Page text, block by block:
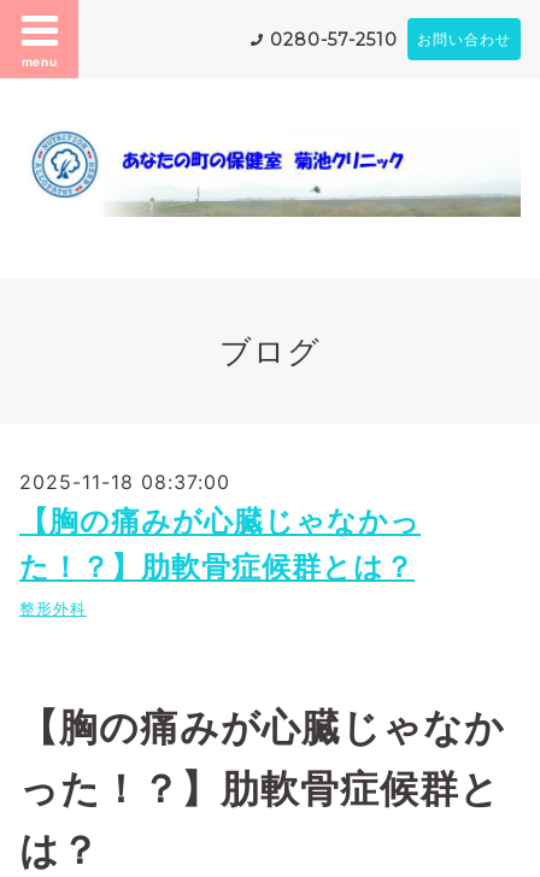
menu
0280-57-2510 お問い合わせ
ブログ
2025-11-18 08:37:00
【胸の痛みが心臓じゃなかっ
た！？】肋軟骨症候群とは？
整形外科
【胸の痛みが心臓じゃなか
った！？】肋軟骨症候群と
は？